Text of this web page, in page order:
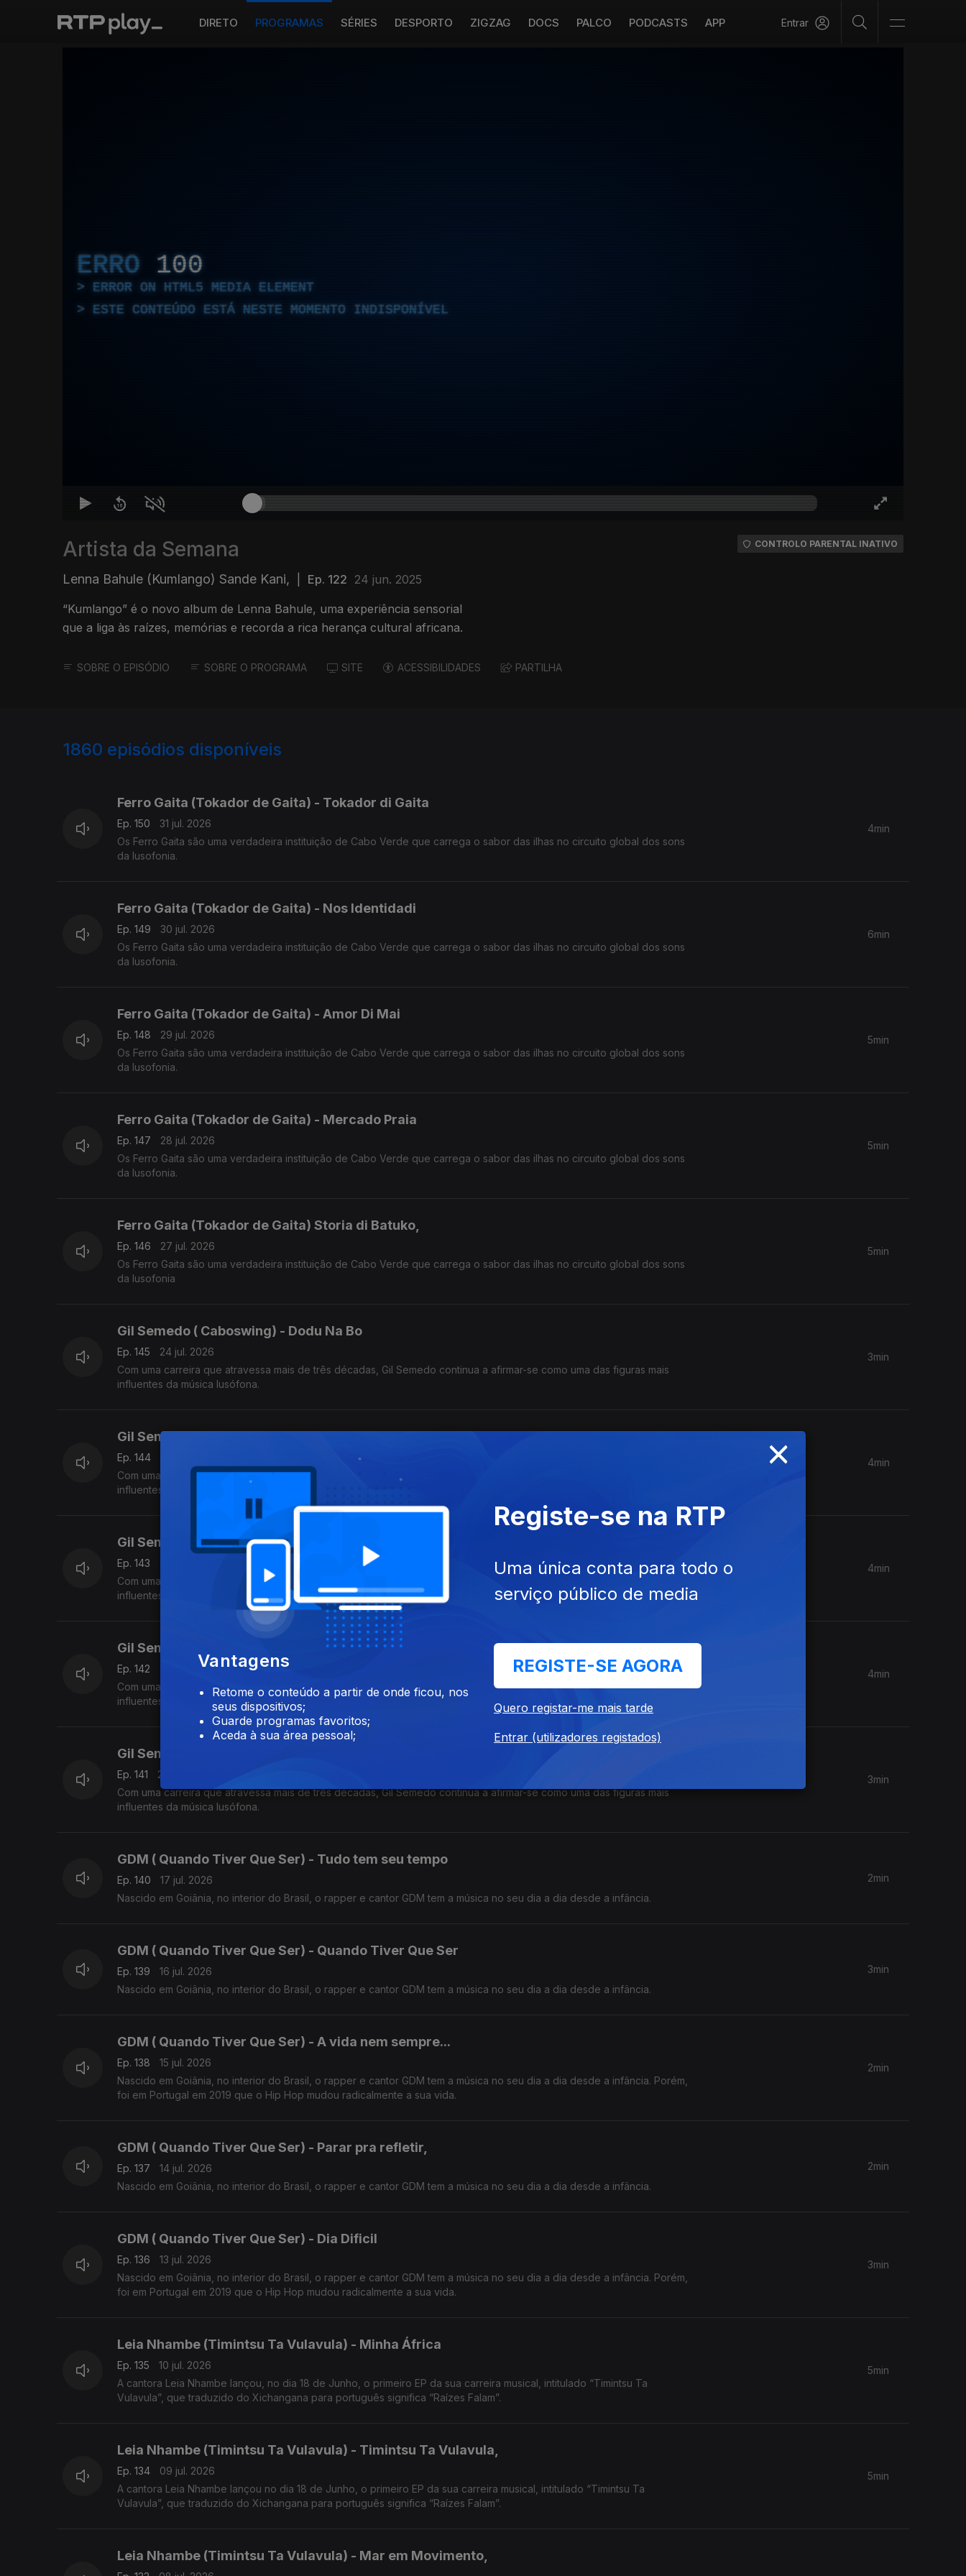
DIRETO PROGRAMAS SÉRIES DESPORTO ZIGZAG DOCS PALCO PODCASTS APP Entrar
ERRO 100
ERROR ON HTML5 MEDIA ELEMENT
ESTE CONTEÚDO ESTÁ NESTE MOMENTO INDISPONÍVEL
Artista da Semana
Lenna Bahule (Kumlango) Sande Kani, Ep. 122 24 jun. 2025
“Kumlango” é o novo album de Lenna Bahule, uma experiência sensorial
que a liga às raízes, memórias e recorda a rica herança cultural africana.
CONTROLO PARENTAL INATIVO
SOBRE O EPISÓDIO SOBRE O PROGRAMA SITE ACESSIBILIDADES PARTILHA
1860 episódios disponíveis
Ferro Gaita (Tokador de Gaita) - Tokador di Gaita
Ep. 150
31 jul. 2026
Os Ferro Gaita são uma verdadeira instituição de Cabo Verde que carrega o sabor das ilhas no circuito global dos sons
da lusofonia.
4min
Ferro Gaita (Tokador de Gaita) - Nos Identidadi
Ep. 149
30 jul. 2026
Os Ferro Gaita são uma verdadeira instituição de Cabo Verde que carrega o sabor das ilhas no circuito global dos sons
da lusofonia.
6min
Ferro Gaita (Tokador de Gaita) - Amor Di Mai
Ep. 148
29 jul. 2026
Os Ferro Gaita são uma verdadeira instituição de Cabo Verde que carrega o sabor das ilhas no circuito global dos sons
da lusofonia.
5min
Ferro Gaita (Tokador de Gaita) - Mercado Praia
Ep. 147
28 jul. 2026
Os Ferro Gaita são uma verdadeira instituição de Cabo Verde que carrega o sabor das ilhas no circuito global dos sons
da lusofonia.
5min
Ferro Gaita (Tokador de Gaita) Storia di Batuko,
Ep. 146
27 jul. 2026
Os Ferro Gaita são uma verdadeira instituição de Cabo Verde que carrega o sabor das ilhas no circuito global dos sons
da lusofonia
5min
Gil Semedo ( Caboswing) - Dodu Na Bo
Ep. 145
24 jul. 2026
Com uma carreira que atravessa mais de três décadas, Gil Semedo continua a afirmar-se como uma das figuras mais
influentes da música lusófona.
3min
Gil Semedo ( Caboswing) - Raio de So
Ep. 144
Com uma carreira que atravessa mais de três décadas, Gil Semedo continua a afirmar-se como uma das figuras mais
influentes da música lusófona.
4min
Gil Semedo ( Caboswing) - Adiós Loneliness
Ep. 143
Com uma carreira que atravessa mais de três décadas, Gil Semedo continua a afirmar-se como uma das figuras mais
influentes da música lusófona.
4min
Gil Semedo ( Caboswing) - Nos Batuku
Ep. 142
21 jul. 2026
Com uma carreira que atravessa mais de três décadas, Gil Semedo continua a afirmar-se como uma das figuras mais
influentes da música lusófona. Em 2026, o artista apresenta “Caboswing: O Novo Capítulo”,
4min
Gil Semedo ( Caboswing) - Mama África
Ep. 141
20 jul. 2026
Com uma carreira que atravessa mais de três décadas, Gil Semedo continua a afirmar-se como uma das figuras mais
influentes da música lusófona.
3min
GDM ( Quando Tiver Que Ser) - Tudo tem seu tempo
Ep. 140
17 jul. 2026
Nascido em Goiânia, no interior do Brasil, o rapper e cantor GDM tem a música no seu dia a dia desde a infância.
2min
GDM ( Quando Tiver Que Ser) - Quando Tiver Que Ser
Ep. 139
16 jul. 2026
Nascido em Goiânia, no interior do Brasil, o rapper e cantor GDM tem a música no seu dia a dia desde a infância.
3min
GDM ( Quando Tiver Que Ser) - A vida nem sempre...
Ep. 138
15 jul. 2026
Nascido em Goiânia, no interior do Brasil, o rapper e cantor GDM tem a música no seu dia a dia desde a infância. Porém,
foi em Portugal em 2019 que o Hip Hop mudou radicalmente a sua vida.
2min
GDM ( Quando Tiver Que Ser) - Parar pra refletir,
Ep. 137
14 jul. 2026
Nascido em Goiânia, no interior do Brasil, o rapper e cantor GDM tem a música no seu dia a dia desde a infância.
2min
GDM ( Quando Tiver Que Ser) - Dia Dificil
Ep. 136
13 jul. 2026
Nascido em Goiânia, no interior do Brasil, o rapper e cantor GDM tem a música no seu dia a dia desde a infância. Porém,
foi em Portugal em 2019 que o Hip Hop mudou radicalmente a sua vida.
3min
Leia Nhambe (Timintsu Ta Vulavula) - Minha África
Ep. 135
10 jul. 2026
A cantora Leia Nhambe lançou, no dia 18 de Junho, o primeiro EP da sua carreira musical, intitulado “Timintsu Ta
Vulavula”, que traduzido do Xichangana para português significa “Raízes Falam”.
5min
Leia Nhambe (Timintsu Ta Vulavula) - Timintsu Ta Vulavula,
Ep. 134
09 jul. 2026
A cantora Leia Nhambe lançou no dia 18 de Junho, o primeiro EP da sua carreira musical, intitulado “Timintsu Ta
Vulavula”, que traduzido do Xichangana para português significa “Raízes Falam”.
5min
Leia Nhambe (Timintsu Ta Vulavula) - Mar em Movimento,
×
Vantagens
Retome o conteúdo a partir de onde ficou, nos
seus dispositivos;
Guarde programas favoritos;
Aceda à sua área pessoal;
Registe-se na RTP
Uma única conta para todo o
serviço público de media
REGISTE-SE AGORA
Quero registar-me mais tarde
Entrar (utilizadores registados)